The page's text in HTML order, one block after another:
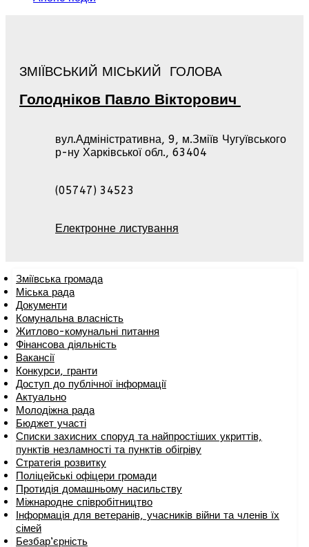
ЗМІЇВСЬКИЙ МІСЬКИЙ ГОЛОВА
Голодніков Павло Вікторович
вул.Адміністративна, 9, м.Зміїв Чугуївського
р-ну Харківської обл., 63404
(05747) 34523
Електронне листування
Зміївська громада
Міська рада
Документи
Комунальна власність
Житлово-комунальні питання
Фінансова діяльність
Вакансії
Конкурси, гранти
Доступ до публічної інформації
Актуально
Молодіжна рада
Бюджет участі
Списки захисних споруд та найпростіших укриттів,
пунктів незламності та пунктів обігріву
Стратегія розвитку
Поліцейські офіцери громади
Протидія домашньому насильству
Міжнародне співробітництво
Інформація для ветеранів, учасників війни та членів їх
сімей
Безбар’єрність